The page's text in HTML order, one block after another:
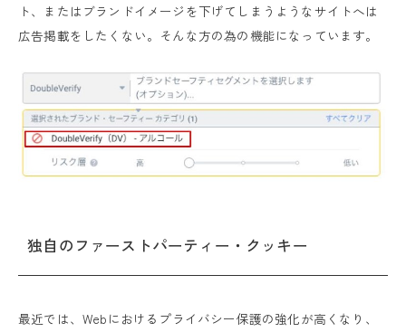
ト、またはブランドイメージを下げてしまうようなサイトへは
広告掲載をしたくない。そんな方の為の機能になっています。
独自のファーストパーティー・クッキー
最近では、Webにおけるプライバシー保護の強化が高くなり、